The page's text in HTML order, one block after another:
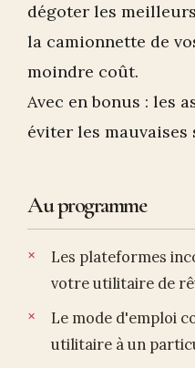
dégoter les
la camionnette de
moindre coût.
Avec en bonus : les
éviter les mauvaises
Au programme
Les plateformes
votre utilitaire de
Le mode d'emploi
utilitaire à un